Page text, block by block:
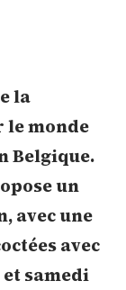
la
monde
Belgique.
un
avec une
avec
samedi